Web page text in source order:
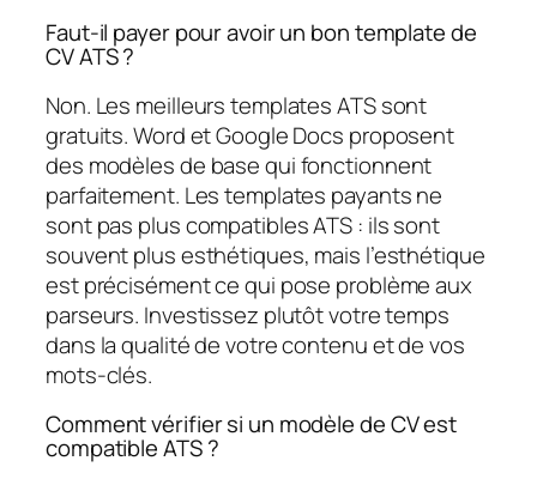
Faut-il payer pour avoir un bon template de
CV ATS ?
Non. Les meilleurs templates ATS sont
gratuits. Word et Google Docs proposent
des modèles de base qui fonctionnent
parfaitement. Les templates payants ne
sont pas plus compatibles ATS : ils sont
souvent plus esthétiques, mais l’esthétique
est précisément ce qui pose problème aux
parseurs. Investissez plutôt votre temps
dans la qualité de votre contenu et de vos
mots-clés.
Comment vérifier si un modèle de CV est
compatible ATS ?